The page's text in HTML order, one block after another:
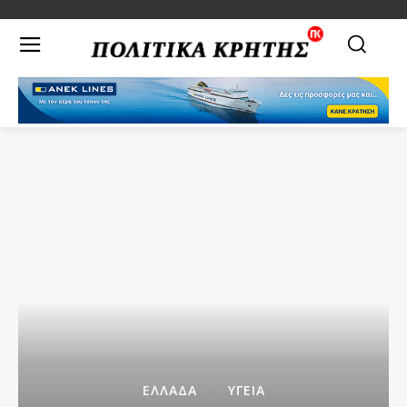
ΕΛΛΑΔΑ ΥΓΕΙΑ